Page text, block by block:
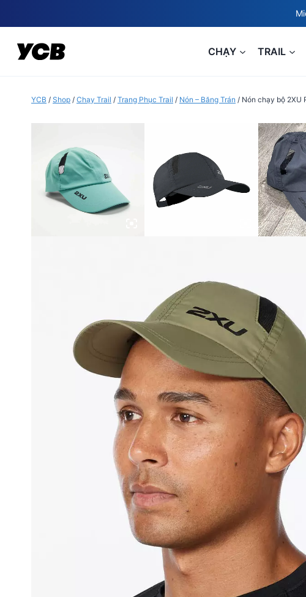
to
content
CHẠY TRAIL
YCB / Shop / Chạy Trail / Trang Phục Trail / Nón – Băng Trán / Nón chạy bộ 2XU